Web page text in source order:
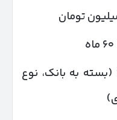
تا ۲۳٪ (بسته به بانک، نوع